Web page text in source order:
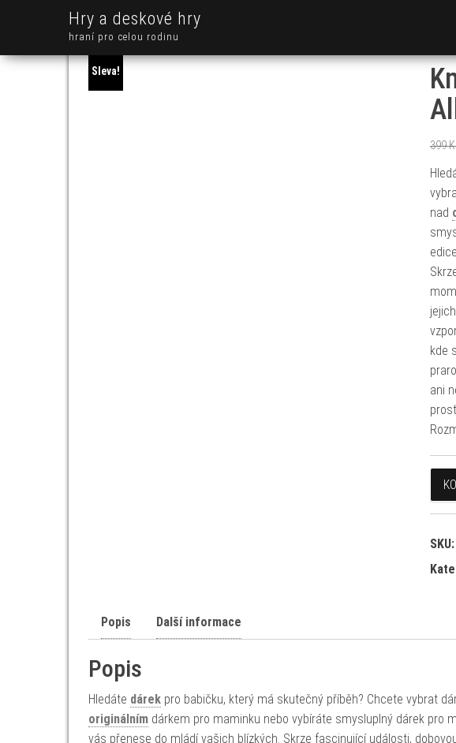
Hry a deskové hry
hraní pro celou rodinu
Sleva!
399
nad
kde
ani
SKU:
Popis Další informace
Popis
Hledáte dárek pro babičku, který má skutečný příběh? Chcete vybrat
originálním dárkem pro maminku nebo vybíráte smysluplný dárek pro
vás přenese do mládí vašich blízkých. Skrze fascinující události,